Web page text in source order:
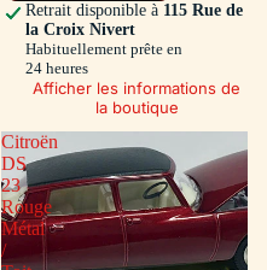
Retrait disponible à 115 Rue de
la Croix Nivert
Habituellement prête en
24 heures
Afficher les informations de
la boutique
Citroën
DS
23
Rouge
Métal
/